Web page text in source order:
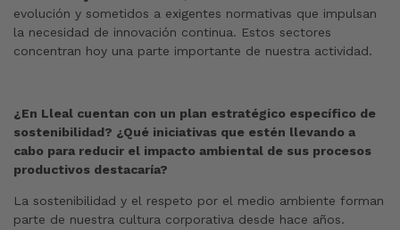
evolución y sometidos a exigentes normativas que impulsan
la necesidad de innovación continua. Estos sectores
concentran hoy una parte importante de nuestra actividad.
¿En Lleal cuentan con un plan estratégico específico de
sostenibilidad? ¿Qué iniciativas que estén llevando a
cabo para reducir el impacto ambiental de sus procesos
productivos destacaría?
La sostenibilidad y el respeto por el medio ambiente forman
parte de nuestra cultura corporativa desde hace años.